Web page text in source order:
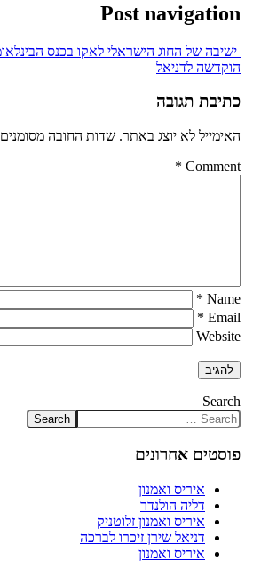
Post navigation
הוקדשה לדניאל
כתיבת תגובה
האימייל לא יוצג באתר. שדות החובה מסומנים
Comment
*
Name
*
Email
*
Website
Search
פוסטים אחרונים
איריס ואמנון
דליה הולנדר
איריס ואמנון זלוטניק
דניאל שירן זיכרו לברכה
איריס ואמנון